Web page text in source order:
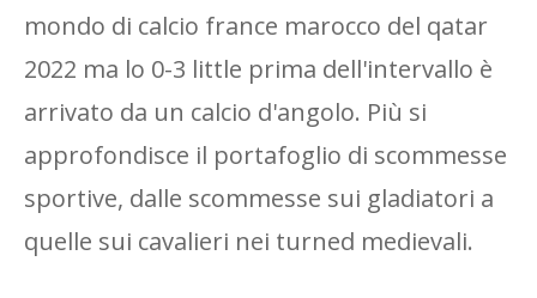
mondo di calcio france marocco del qatar
2022 ma lo 0-3 little prima dell'intervallo è
arrivato da un calcio d'angolo. Più si
approfondisce il portafoglio di scommesse
sportive, dalle scommesse sui gladiatori a
quelle sui cavalieri nei turned medievali.